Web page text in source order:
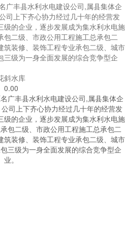
广丰县水利水电建设公司,属县集体企
司上下齐心协力经过几十年的经营发
级的企业，逐步发展成为集水利水电施
二级、市政公用工程施工总承包二
装修、装饰工程专业承包二级、城市
级为一身全面发展的综合竞争型企
斜水库
0.00
广丰县水利水电建设公司,属县集体企
司上下齐心协力经过几十年的经营发
级的企业，逐步发展成为集水利水电施
包二级、市政公用工程施工总承包二
装修、装饰工程专业承包二级、城市
三级为一身全面发展的综合竞争型企
业。